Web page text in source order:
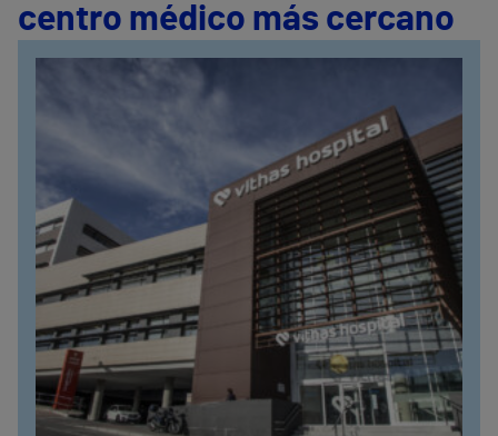
centro médico más cercano